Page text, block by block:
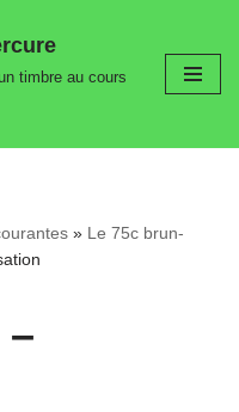
timbre au cours
» Le 75c brun-
–